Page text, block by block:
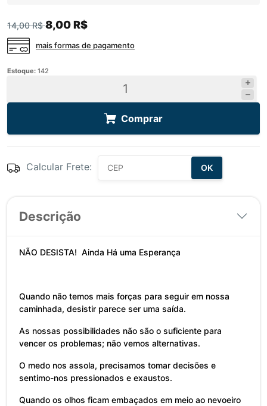
14,00 R$8,00 R$
mais formas de pagamento
Estoque: 142
Comprar
Calcular Frete: OK
Descrição
NÃO DESISTA! Ainda Há uma Esperança
Quando não temos mais forças para seguir em nossa
caminhada, desistir parece ser uma saída.
As nossas possibilidades não são o suficiente para
vencer os problemas; não vemos alternativas.
O medo nos assola, precisamos tomar decisões e
sentimo-nos pressionados e exaustos.
Quando os olhos ficam embaçados em meio ao nevoeiro